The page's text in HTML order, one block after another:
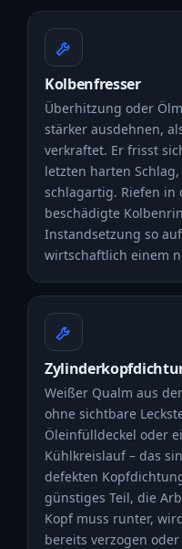
Kolbenfresser
Überhitzung oder
stärker ausdehnen,
verkraftet. Er frisst
letzten harten
schlagartig. Riefen in
beschädigte
Instandsetzung so
wirtschaftlich einem
Weißer Qualm aus
ohne sichtbare
Öleinfülldeckel oder
Kühlkreislauf – das
defekten
günstiges Teil, die
Kopf muss runter,
bereits verzogen